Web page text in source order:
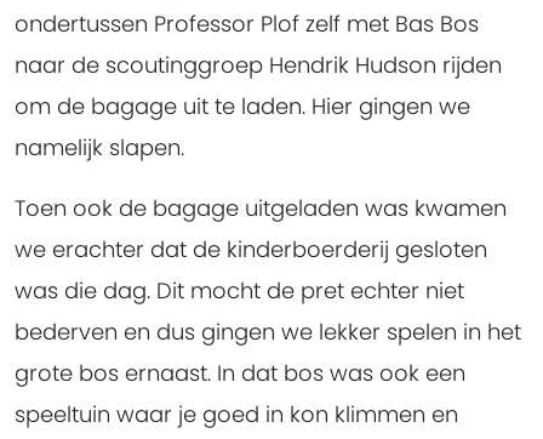
ondertussen Professor Plof zelf met Bas Bos
naar de scoutinggroep Hendrik Hudson rijden
om de bagage uit te laden. Hier gingen we
namelijk slapen.
Toen ook de bagage uitgeladen was kwamen
we erachter dat de kinderboerderij gesloten
was die dag. Dit mocht de pret echter niet
bederven en dus gingen we lekker spelen in het
grote bos ernaast. In dat bos was ook een
speeltuin waar je goed in kon klimmen en